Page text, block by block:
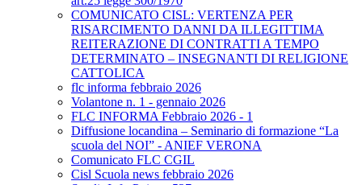
COMUNICATO CISL: VERTENZA PER
RISARCIMENTO DANNI DA ILLEGITTIMA
REITERAZIONE DI CONTRATTI A TEMPO
DETERMINATO – INSEGNANTI DI RELIGIONE
CATTOLICA
flc informa febbraio 2026
Volantone n. 1 - gennaio 2026
FLC INFORMA Febbraio 2026 - 1
Diffusione locandina – Seminario di formazione “La
scuola del NOI” - ANIEF VERONA
Comunicato FLC CGIL
Cisl Scuola news febbraio 2026